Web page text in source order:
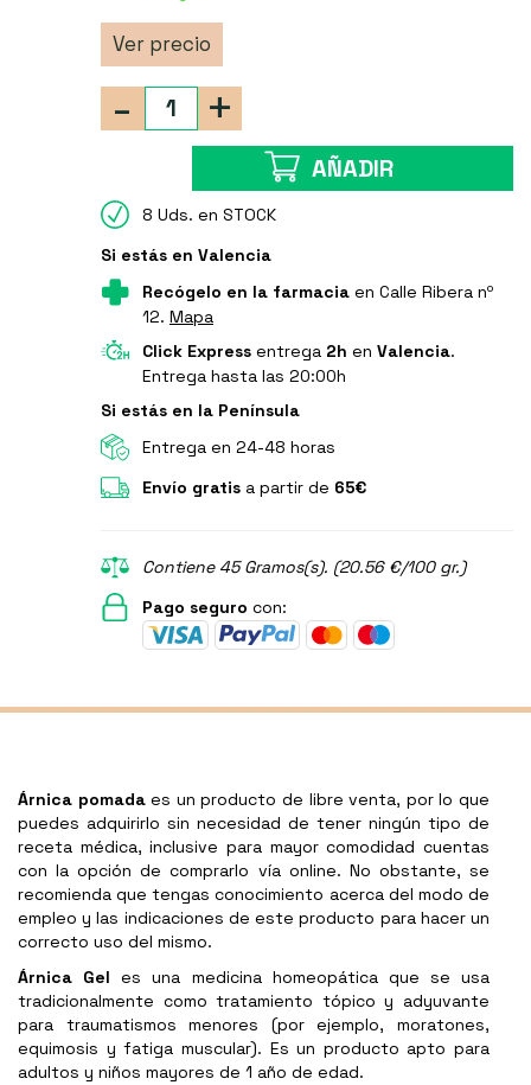
Ver precio
+
-
AÑADIR
8 Uds. en STOCK
Si estás en Valencia
Recógelo en la farmaciaen Calle Ribera nº
12. Mapa
Click Expressentrega 2h en Valencia.
Entrega hasta las 20:00h
Si estás en la Península
Entrega en 24-48 horas
Envío gratisa partir de 65€
Contiene 45 Gramos(s). (20.56 €/100 gr.)
Pago seguro con:
Árnica pomadaes un producto de libre venta, por lo que
puedes adquirirlo sin necesidad de tener ningún tipo de
receta médica, inclusive para mayor comodidad cuentas
con la opción de comprarlo vía online. No obstante, se
recomienda que tengas conocimiento acerca del modo de
empleo y las indicaciones de este producto para hacer un
correcto uso del mismo.
Árnica Geles una medicina homeopática que se usa
tradicionalmente como tratamiento tópico y adyuvante
para traumatismos menores (por ejemplo, moratones,
equimosis y fatiga muscular). Es un producto apto para
adultos y niños mayores de 1 año de edad.